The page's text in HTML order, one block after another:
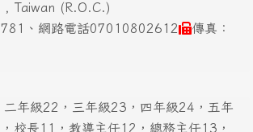
Taiwan (R.O.C.)
、網路電話07010802612
傳真：
年級22，三年級23，四年級24，五年
校長11，教導主任12，總務主任13，